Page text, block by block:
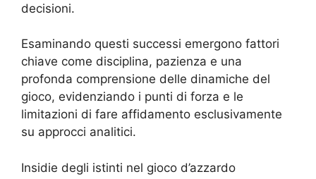
decisioni.
Esaminando questi successi emergono fattori
chiave come disciplina, pazienza e una
profonda comprensione delle dinamiche del
gioco, evidenziando i punti di forza e le
limitazioni di fare affidamento esclusivamente
su approcci analitici.
Insidie degli istinti nel gioco d’azzardo